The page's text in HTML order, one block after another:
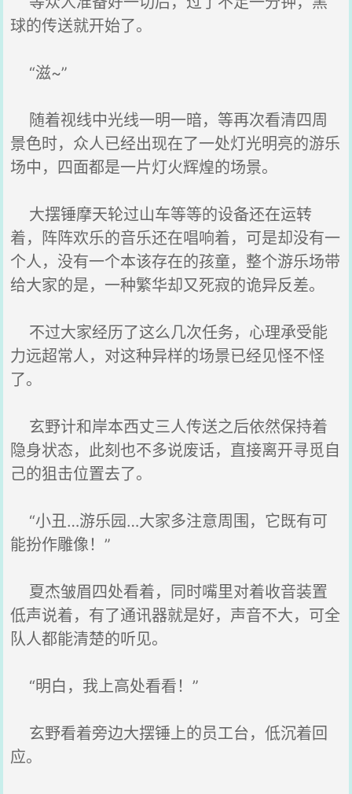
球的传送就开始了。
“滋~”
随着视线中光线一明一暗，等再次看清四周
景色时，众人已经出现在了一处灯光明亮的游乐
场中，四面都是一片灯火辉煌的场景。
大摆锤摩天轮过山车等等的设备还在运转
着，阵阵欢乐的音乐还在唱响着，可是却没有一
个人，没有一个本该存在的孩童，整个游乐场带
给大家的是，一种繁华却又死寂的诡异反差。
不过大家经历了这么几次任务，心理承受能
力远超常人，对这种异样的场景已经见怪不怪
了。
玄野计和岸本西丈三人传送之后依然保持着
隐身状态，此刻也不多说废话，直接离开寻觅自
己的狙击位置去了。
“小丑…游乐园…大家多注意周围，它既有可
能扮作雕像！”
夏杰皱眉四处看着，同时嘴里对着收音装置
低声说着，有了通讯器就是好，声音不大，可全
队人都能清楚的听见。
“明白，我上高处看看！”
玄野看着旁边大摆锤上的员工台，低沉着回
应。